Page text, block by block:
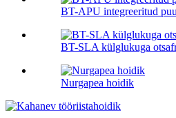
BT-APU integreeritud
BT-SLA külglukuga
Nurgapea hoidik